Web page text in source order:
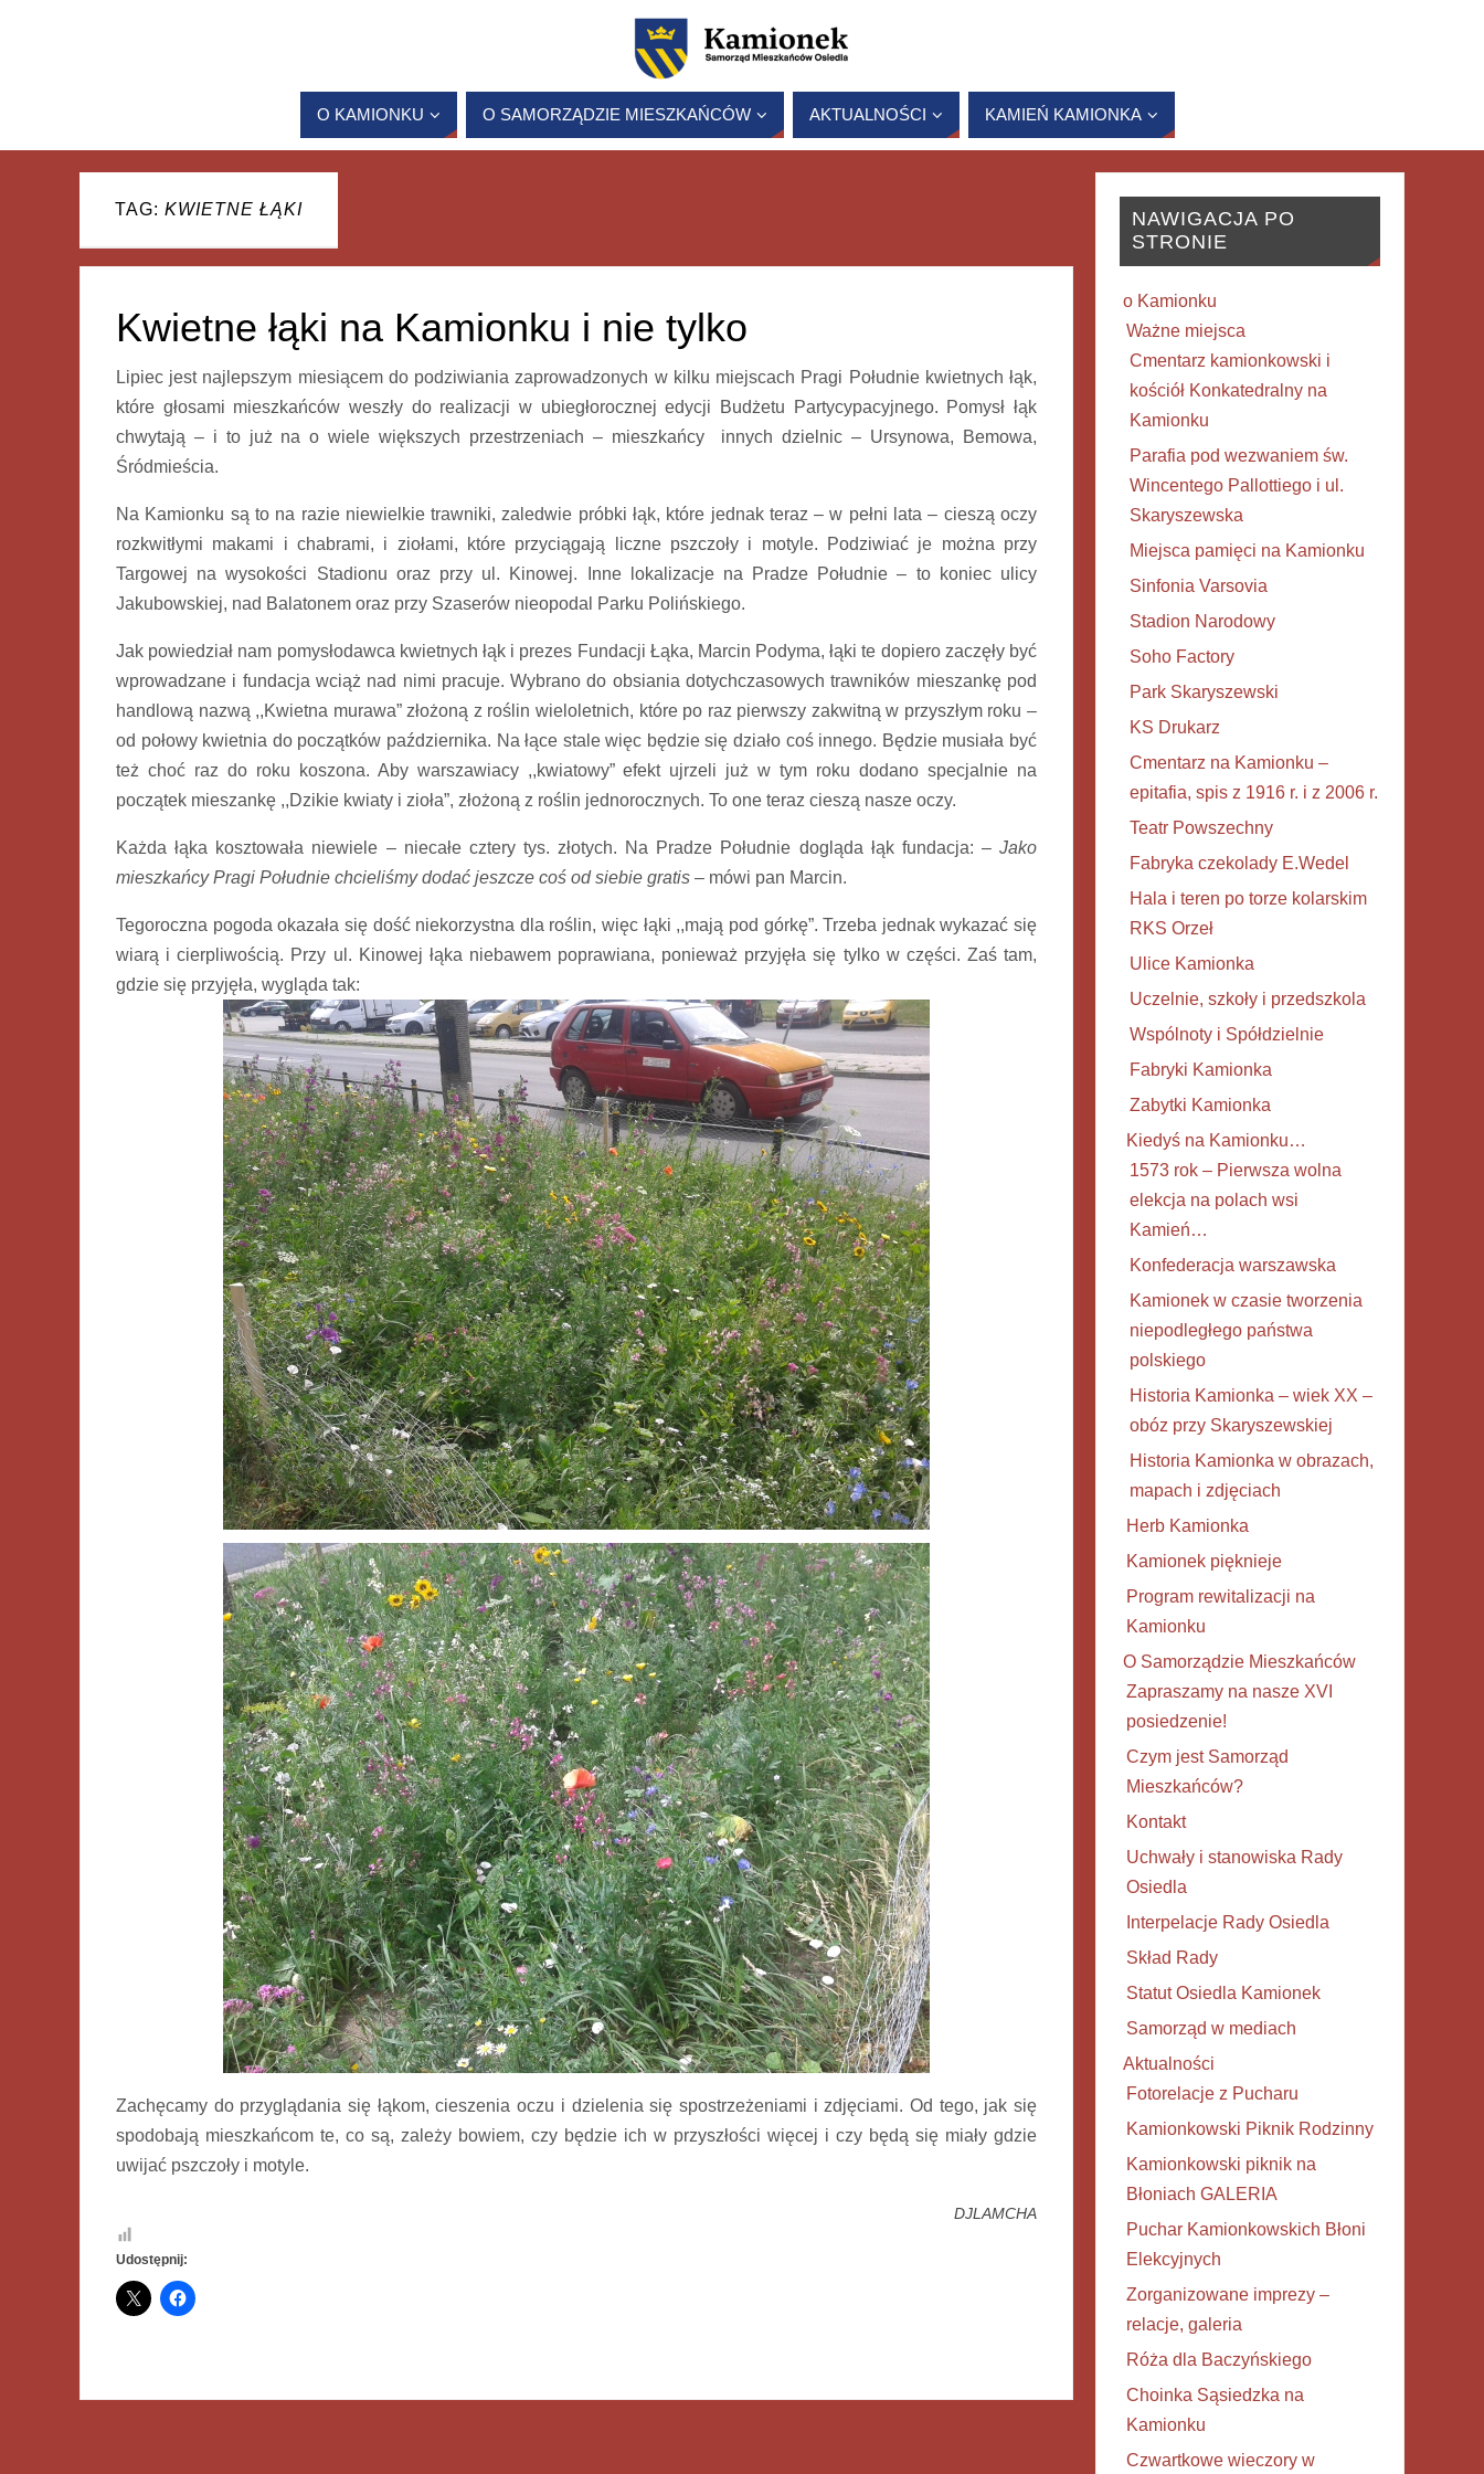
O KAMIONKU O SAMORZĄDZIE MIESZKAŃCÓW AKTUALNOŚCI KAMIEŃ KAMIONKA
TAG: KWIETNE ŁĄKI
Kwietne łąki na Kamionku i nie tylko
Lipiec jest najlepszym miesiącem do podziwiania zaprowadzonych w kilku miejscach Pragi Południe kwietnych łąk,
które głosami mieszkańców weszły do realizacji w ubiegłorocznej edycji Budżetu Partycypacyjnego. Pomysł łąk
chwytają – i to już na o wiele większych przestrzeniach – mieszkańcy innych dzielnic – Ursynowa, Bemowa,
Śródmieścia.
Na Kamionku są to na razie niewielkie trawniki, zaledwie próbki łąk, które jednak teraz – w pełni lata – cieszą oczy
rozkwitłymi makami i chabrami, i ziołami, które przyciągają liczne pszczoły i motyle. Podziwiać je można przy
Targowej na wysokości Stadionu oraz przy ul. Kinowej. Inne lokalizacje na Pradze Południe – to koniec ulicy
Jakubowskiej, nad Balatonem oraz przy Szaserów nieopodal Parku Polińskiego.
Jak powiedział nam pomysłodawca kwietnych łąk i prezes Fundacji Łąka, Marcin Podyma, łąki te dopiero zaczęły być
wprowadzane i fundacja wciąż nad nimi pracuje. Wybrano do obsiania dotychczasowych trawników mieszankę pod
handlową nazwą ,,Kwietna murawa” złożoną z roślin wieloletnich, które po raz pierwszy zakwitną w przyszłym roku –
od połowy kwietnia do początków października. Na łące stale więc będzie się działo coś innego. Będzie musiała być
też choć raz do roku koszona. Aby warszawiacy ,,kwiatowy” efekt ujrzeli już w tym roku dodano specjalnie na
początek mieszankę ,,Dzikie kwiaty i zioła”, złożoną z roślin jednorocznych. To one teraz cieszą nasze oczy.
Każda łąka kosztowała niewiele – niecałe cztery tys. złotych. Na Pradze Południe dogląda łąk fundacja: – Jako
mieszkańcy Pragi Południe chcieliśmy dodać jeszcze coś od siebie gratis – mówi pan Marcin.
Tegoroczna pogoda okazała się dość niekorzystna dla roślin, więc łąki ,,mają pod górkę”. Trzeba jednak wykazać się
wiarą i cierpliwością. Przy ul. Kinowej łąka niebawem poprawiana, ponieważ przyjęła się tylko w części. Zaś tam,
gdzie się przyjęła, wygląda tak:
Zachęcamy do przyglądania się łąkom, cieszenia oczu i dzielenia się spostrzeżeniami i zdjęciami. Od tego, jak się
spodobają mieszkańcom te, co są, zależy bowiem, czy będzie ich w przyszłości więcej i czy będą się miały gdzie
uwijać pszczoły i motyle.
DJLAMCHA
Udostępnij:
NAWIGACJA PO
STRONIE
o Kamionku
Ważne miejsca
Cmentarz kamionkowski i
kościół Konkatedralny na
Kamionku
Parafia pod wezwaniem św.
Wincentego Pallottiego i ul.
Skaryszewska
Miejsca pamięci na Kamionku
Sinfonia Varsovia
Stadion Narodowy
Soho Factory
Park Skaryszewski
KS Drukarz
Cmentarz na Kamionku –
epitafia, spis z 1916 r. i z 2006 r.
Teatr Powszechny
Fabryka czekolady E.Wedel
Hala i teren po torze kolarskim
RKS Orzeł
Ulice Kamionka
Uczelnie, szkoły i przedszkola
Wspólnoty i Spółdzielnie
Fabryki Kamionka
Zabytki Kamionka
Kiedyś na Kamionku…
1573 rok – Pierwsza wolna
elekcja na polach wsi
Kamień…
Konfederacja warszawska
Kamionek w czasie tworzenia
niepodległego państwa
polskiego
Historia Kamionka – wiek XX –
obóz przy Skaryszewskiej
Historia Kamionka w obrazach,
mapach i zdjęciach
Herb Kamionka
Kamionek pięknieje
Program rewitalizacji na
Kamionku
O Samorządzie Mieszkańców
Zapraszamy na nasze XVI
posiedzenie!
Czym jest Samorząd
Mieszkańców?
Kontakt
Uchwały i stanowiska Rady
Osiedla
Interpelacje Rady Osiedla
Skład Rady
Statut Osiedla Kamionek
Samorząd w mediach
Aktualności
Fotorelacje z Pucharu
Kamionkowski Piknik Rodzinny
Kamionkowski piknik na
Błoniach GALERIA
Puchar Kamionkowskich Błoni
Elekcyjnych
Zorganizowane imprezy –
relacje, galeria
Róża dla Baczyńskiego
Choinka Sąsiedzka na
Kamionku
Czwartkowe wieczory w